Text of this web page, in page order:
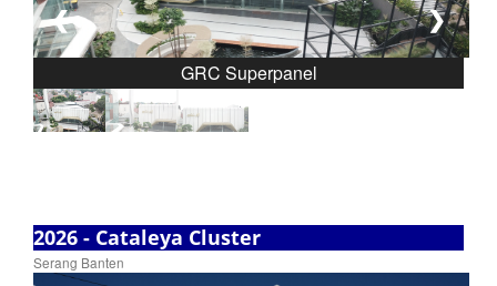
❮ ❯
GRC Superpanel
2026 - Cataleya Cluster
Serang Banten